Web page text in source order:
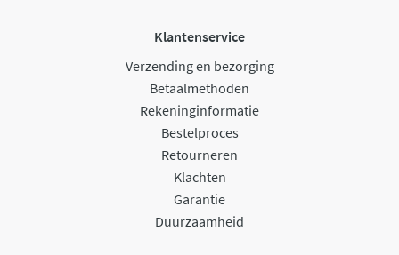
Klantenservice
Verzending en bezorging
Betaalmethoden
Rekeninginformatie
Bestelproces
Retourneren
Klachten
Garantie
Duurzaamheid